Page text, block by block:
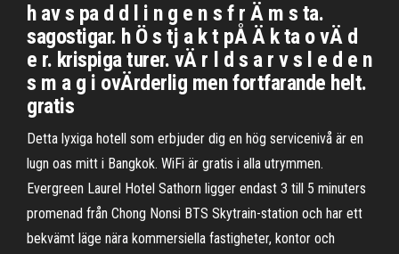
h av s pa d d l i n g e n s f r Ä m s ta.
sagostigar. h Ö s tj a k t pÅ Ä k ta o vÄ d
e r. krispiga turer. vÄ r l d s a r v s l e d e n
s m a g i ovÄrderlig men fortfarande helt.
gratis
Detta lyxiga hotell som erbjuder dig en hög servicenivå är en
lugn oas mitt i Bangkok. WiFi är gratis i alla utrymmen.
Evergreen Laurel Hotel Sathorn ligger endast 3 till 5 minuters
promenad från Chong Nonsi BTS Skytrain-station och har ett
bekvämt läge nära kommersiella fastigheter, kontor och